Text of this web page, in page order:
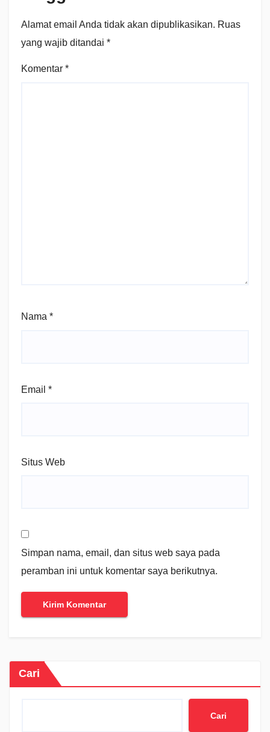
Alamat email Anda tidak akan dipublikasikan. Ruas
yang wajib ditandai *
Komentar *
Nama *
Email *
Situs Web
Simpan nama, email, dan situs web saya pada
peramban ini untuk komentar saya berikutnya.
Cari
Cari